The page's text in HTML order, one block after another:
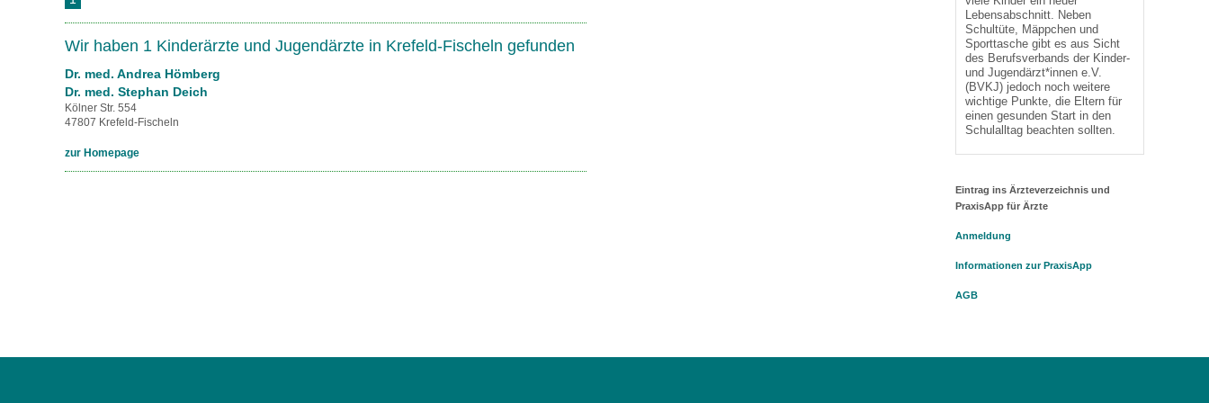
Wir haben 1 Kinderärzte und Jugendärzte in Krefeld-Fischeln gefunden
Dr. med. Andrea Hömberg
Dr. med. Stephan Deich
Kölner Str. 554
47807 Krefeld-Fischeln
zur Homepage
Lebensabschnitt. Neben
Schultüte, Mäppchen und
Sporttasche gibt es aus Sicht
des Berufsverbands der Kinder-
und Jugendärzt*innen e.V.
(BVKJ) jedoch noch weitere
wichtige Punkte, die Eltern für
einen gesunden Start in den
Schulalltag beachten sollten.
Eintrag ins Ärzteverzeichnis und
PraxisApp für Ärzte
Anmeldung
Informationen zur PraxisApp
AGB